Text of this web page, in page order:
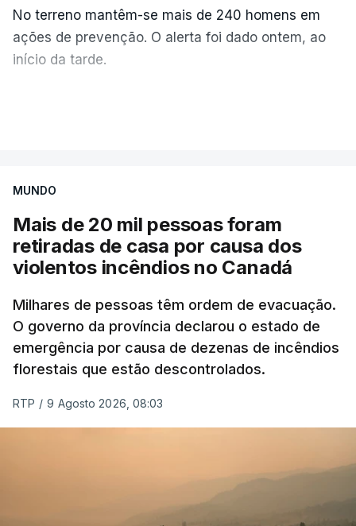
No terreno mantêm-se mais de 240 homens em
ações de prevenção. O alerta foi dado ontem, ao
início da tarde.
MUNDO
Mais de 20 mil pessoas foram
retiradas de casa por causa dos
violentos incêndios no Canadá
Milhares de pessoas têm ordem de evacuação.
O governo da província declarou o estado de
emergência por causa de dezenas de incêndios
florestais que estão descontrolados.
RTP / 9 Agosto 2026, 08:03